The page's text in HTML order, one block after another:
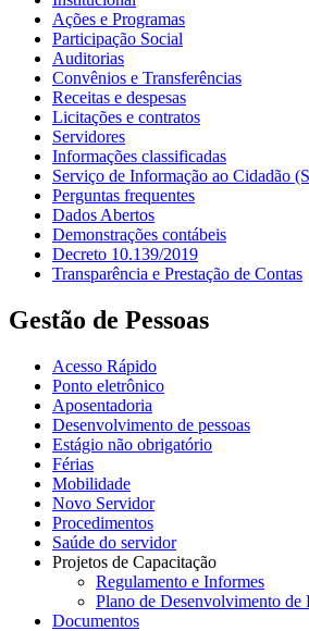
Ações e Programas
Participação Social
Auditorias
Convênios e Transferências
Receitas e despesas
Licitações e contratos
Servidores
Informações classificadas
Serviço de Informação ao Cidadão
Perguntas frequentes
Dados Abertos
Demonstrações contábeis
Decreto 10.139/2019
Transparência e Prestação de Contas
Gestão de Pessoas
Acesso Rápido
Ponto eletrônico
Aposentadoria
Desenvolvimento de pessoas
Estágio não obrigatório
Férias
Mobilidade
Novo Servidor
Procedimentos
Saúde do servidor
Projetos de Capacitação
Regulamento e Informes
Plano de Desenvolvimento de
Documentos